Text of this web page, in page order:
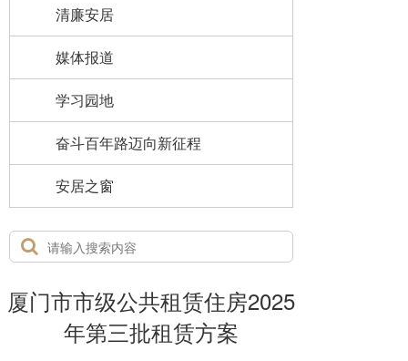
清廉安居
媒体报道
学习园地
奋斗百年路迈向新征程
安居之窗
厦门市市级公共租赁住房2025
年第三批租赁方案